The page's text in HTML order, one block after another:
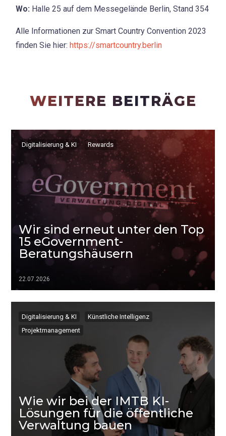
Wo: Halle 25 auf dem Messegelände Berlin, Stand 354
Alle Informationen zur Smart Country Convention 2023
finden Sie hier: https://smartcountry.berlin
WEITERE BEITRÄGE
Digitalisierung & KI Rewards
Wir sind erneut unter den Top
15 eGovernment-
Beratungshäusern
22.07.2026
Digitalisierung & KI
Künstliche Intelligenz
Projektmanagement
Wie wir bei der IMTB KI-
Lösungen für die öffentliche
Verwaltung bauen